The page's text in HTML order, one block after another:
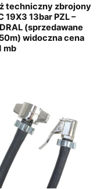
techniczny zbrojony
19X3 13bar PZL –
(sprzedawane
widoczna cena
mb